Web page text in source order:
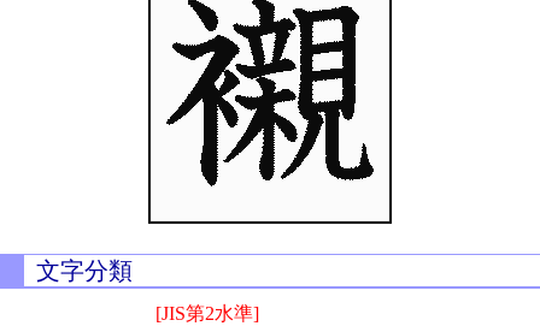
文字分類
[JIS第2水準]